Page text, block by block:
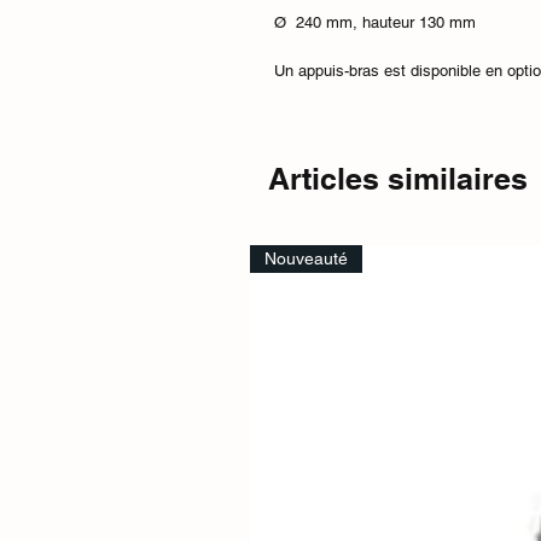
Ø 240 mm, hauteur 130 mm
Un appuis-bras est disponible en
Articles similaires
Nouveauté